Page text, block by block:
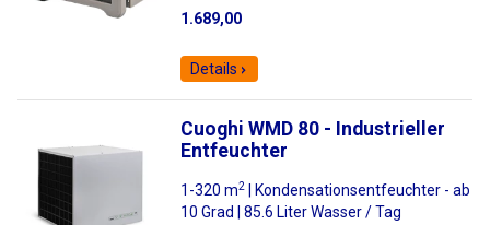
1.689,00
Details
Cuoghi WMD 80 - Industrieller
Entfeuchter
1-320 m2
| Kondensationsentfeuchter - ab
10 Grad | 85.6 Liter Wasser / Tag